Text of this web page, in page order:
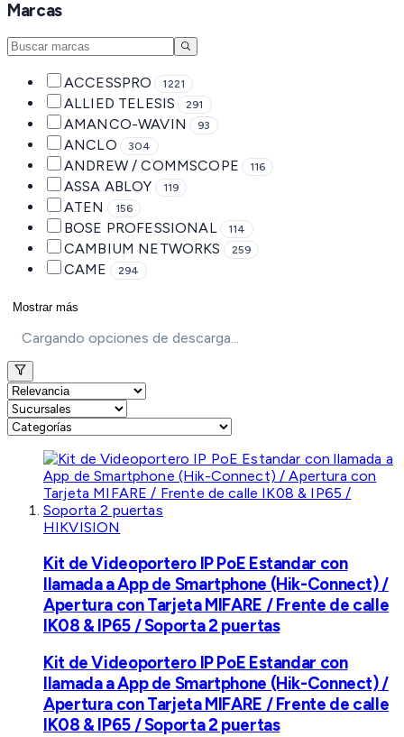
Marcas
ACCESSPRO 1221
ALLIED TELESIS 291
AMANCO-WAVIN 93
ANCLO 304
ANDREW / COMMSCOPE 116
ASSA ABLOY 119
ATEN 156
BOSE PROFESSIONAL 114
CAMBIUM NETWORKS 259
CAME 294
Mostrar más
Cargando opciones de descarga...
HIKVISION
Kit de Videoportero IP PoE Estandar con
llamada a App de Smartphone (Hik-Connect) /
Apertura con Tarjeta MIFARE / Frente de calle
IK08 & IP65 / Soporta 2 puertas
Kit de Videoportero IP PoE Estandar con
llamada a App de Smartphone (Hik-Connect) /
Apertura con Tarjeta MIFARE / Frente de calle
IK08 & IP65 / Soporta 2 puertas